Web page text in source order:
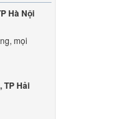
Hà Nội
mọi
TP Hải